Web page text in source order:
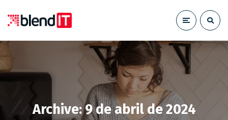
Archive: 9 de abril de 2024